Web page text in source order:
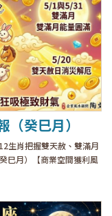
癸巳月）
生肖把握雙天赦、雙滿月
巳月）【商業空間獲利風